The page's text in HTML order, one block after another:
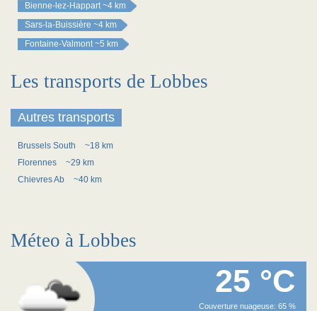
Bienne-lez-Happart ~4 km
Sars-la-Buissière ~4 km
Fontaine-Valmont ~5 km
Les transports de Lobbes
Autres transports
Brussels South
~18 km
Florennes
~29 km
Chievres Ab
~40 km
Méteo à Lobbes
25 °C
Couverture nuageuse: 65 %